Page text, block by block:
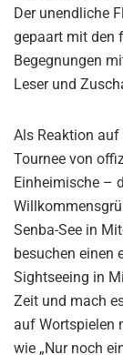
Der unendliche
gepaart mit den
Begegnungen
Leser und
Als Reaktion auf
Tournee von
Einheimische –
Senba-See in
besuchen einen
Sightseeing in
Zeit und mach
auf Wortspielen
wie „Nur noch